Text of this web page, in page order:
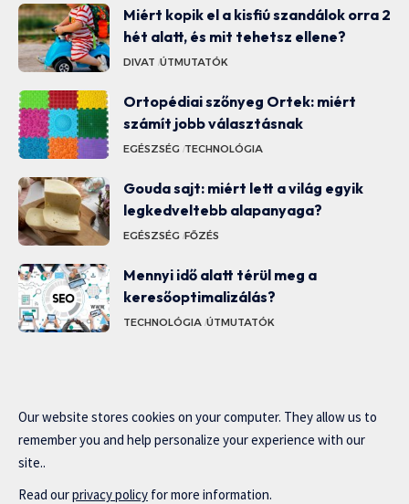
Miért kopik el a kisfiú szandálok orra 2
hét alatt, és mit tehetsz ellene?
DIVAT ÚTMUTATÓK
Ortopédiai szőnyeg Ortek: miért
számít jobb választásnak
EGÉSZSÉG TECHNOLÓGIA
Gouda sajt: miért lett a világ egyik
legkedveltebb alapanyaga?
EGÉSZSÉG FŐZÉS
Mennyi idő alatt térül meg a
keresőoptimalizálás?
TECHNOLÓGIA ÚTMUTATÓK
Our website stores cookies on your computer. They allow us to
remember you and help personalize your experience with our
site..
Read ourprivacy policy for more information.